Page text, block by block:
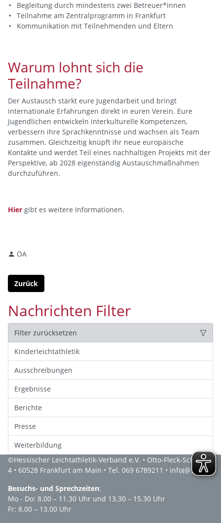
Begleitung durch mindestens zwei Betreuer*innen
Teilnahme am Zentralprogramm in Frankfurt
Kommunikation mit Teilnehmenden und Eltern
Warum lohnt sich die
Teilnahme?
Der Austausch stärkt eure Jugendarbeit und bringt
internationale Erfahrungen direkt in euren Verein. Eure
Jugendlichen entwickeln interkulturelle Kompetenzen,
verbessern ihre Sprachkenntnisse und wachsen als Team
zusammen. Gleichzeitig knüpft ihr neue europäische
Kontakte und werdet Teil eines nachhaltigen Projekts mit der
Perspektive, ab 2028 eigenständig Austauschmaßnahmen
durchzuführen.
Hier gibt es weitere Informationen.
ÖA
Zurück
Nachrichten Filter
Filter zurücksetzen
Kinderleichtathletik
Ausschreibungen
Ergebnisse
Berichte
Presse
Weiterbildung
©Hessischer Leichtathletik-Verband e.V. • Otto-Fleck-Schneise
4 • 60528 Frankfurt am Main • Tel. 069 6789211 • info(@)hlv.de
Besuchs- und Sprechzeiten:
Mo - Do: 8.00 – 11.30 Uhr und 13.30 – 15.30 Uhr
Fr: 8.00 – 13.00 Uhr